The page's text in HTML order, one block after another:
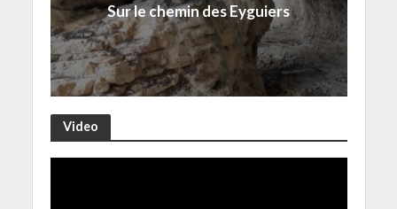
Sur le chemin des Eyguiers
Video